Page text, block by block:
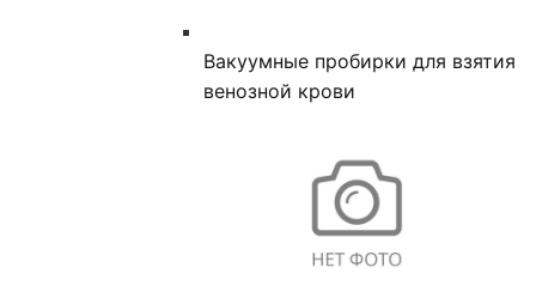
Вакуумные пробирки для взятия
венозной крови